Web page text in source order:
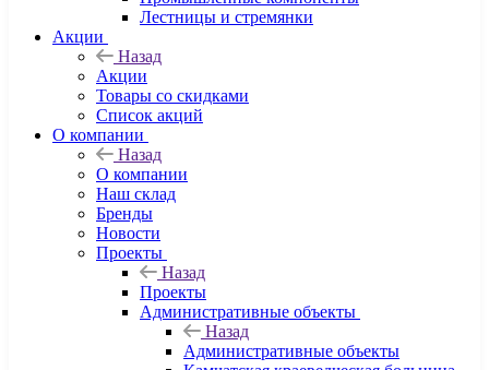
Лестницы и стремянки
Акции
Назад
Акции
Товары со скидками
Список акций
О компании
Назад
О компании
Наш склад
Бренды
Новости
Проекты
Назад
Проекты
Административные объекты
Назад
Административные объекты